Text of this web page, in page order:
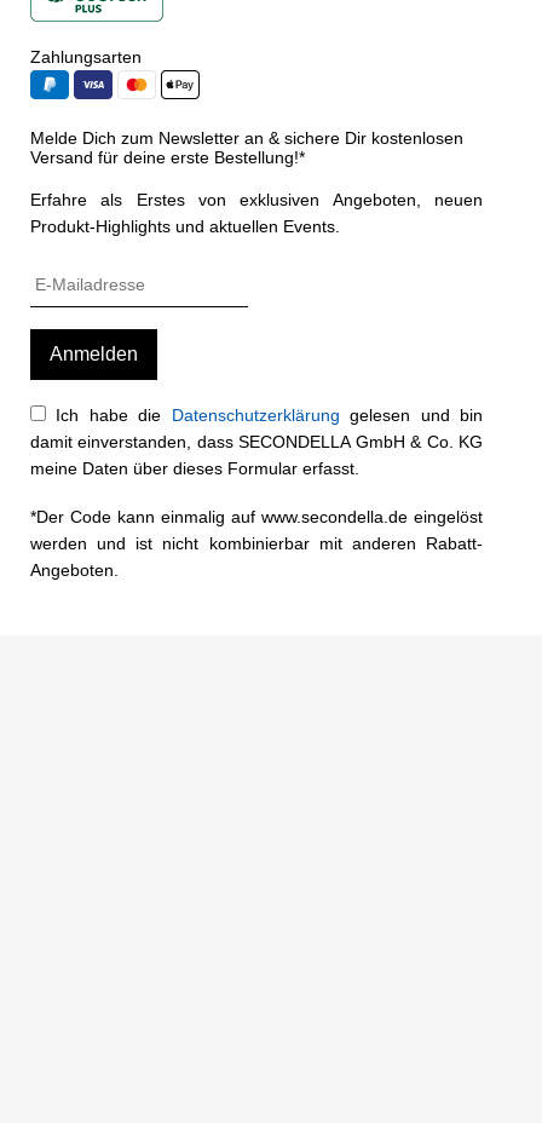
Zahlungsarten
Melde Dich zum Newsletter an & sichere Dir kostenlosen
Versand für deine erste Bestellung!*
Erfahre als Erstes von exklusiven Angeboten, neuen
Produkt-Highlights und aktuellen Events.
Ich habe die Datenschutzerklärung gelesen und bin
damit einverstanden, dass SECONDELLA GmbH & Co. KG
meine Daten über dieses Formular erfasst.
*Der Code kann einmalig auf www.secondella.de eingelöst
werden und ist nicht kombinierbar mit anderen Rabatt-
Angeboten.